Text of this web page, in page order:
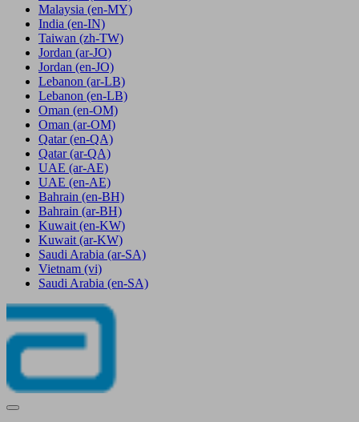
Malaysia (en-MY)
India (en-IN)
Taiwan (zh-TW)
Jordan (ar-JO)
Jordan (en-JO)
Lebanon (ar-LB)
Lebanon (en-LB)
Oman (en-OM)
Oman (ar-OM)
Qatar (en-QA)
Qatar (ar-QA)
UAE (ar-AE)
UAE (en-AE)
Bahrain (en-BH)
Bahrain (ar-BH)
Kuwait (en-KW)
Kuwait (ar-KW)
Saudi Arabia (ar-SA)
Vietnam (vi)
Saudi Arabia (en-SA)